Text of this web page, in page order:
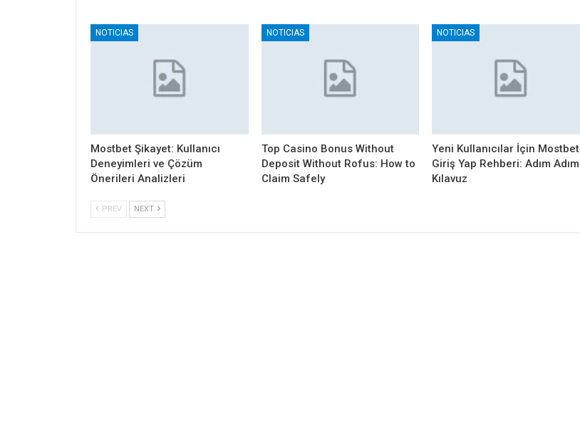
NOTICIAS
Mostbet Şikayet: Kullanıcı
Deneyimleri ve Çözüm
Önerileri Analizleri
NOTICIAS
Top Casino Bonus Without
Deposit Without Rofus: How to
Claim Safely
NOTICIAS
Yeni Kullanıcılar İçin Mostbet
Giriş Yap Rehberi: Adım Adım
Kılavuz
PREV NEXT